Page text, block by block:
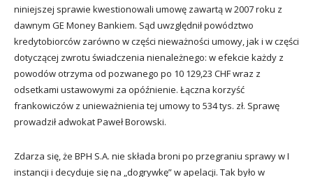
niniejszej sprawie kwestionowali umowę zawartą w 2007 roku z
dawnym GE Money Bankiem. Sąd uwzględnił powództwo
kredytobiorców zarówno w części nieważności umowy, jak i w części
dotyczącej zwrotu świadczenia nienależnego: w efekcie każdy z
powodów otrzyma od pozwanego po 10 129,23 CHF wraz z
odsetkami ustawowymi za opóźnienie. Łączna korzyść
frankowiczów z unieważnienia tej umowy to 534 tys. zł. Sprawę
prowadził adwokat Paweł Borowski.
Zdarza się, że BPH S.A. nie składa broni po przegraniu sprawy w I
instancji i decyduje się na „dogrywkę” w apelacji. Tak było w